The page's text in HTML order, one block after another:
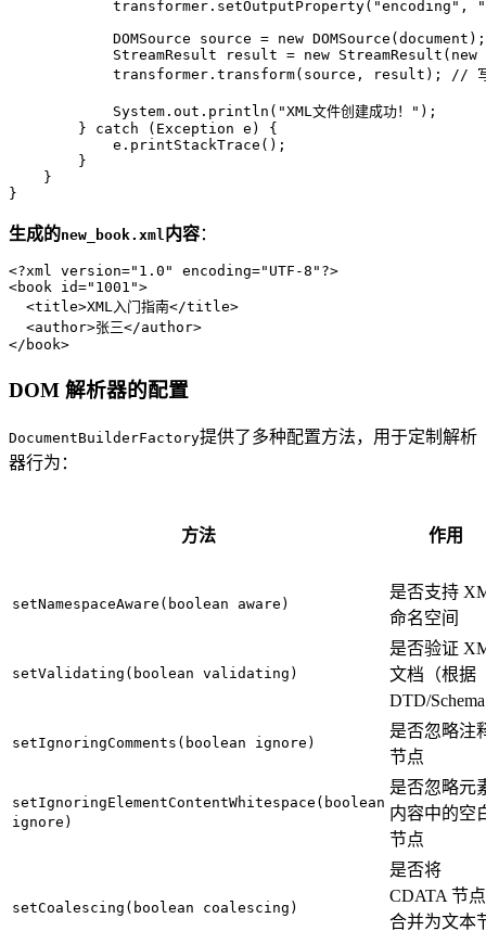
            transformer.setOutputProperty(
"encoding" ,
DOMSource
source = new DOMSource (document);
StreamResult
result = new StreamResult ( new
            transformer.transform(source, result);
//
            System.out.println(
"XML文件创建成功！" );
        }
catch (Exception e) {
            e.printStackTrace();
        }
    }
}
生成的new_book.xml 内容：
<?xml version="1.0" encoding="UTF-8" ?>
<book id="1001">
<title>XML入门指南</title>
<author>张三</author>
</ book>
DOM 解析器的配置
DocumentBuilderFactory提供了多种配置方法，用于定制解析
器行为：
方法 作用
setNamespaceAware(boolean aware)
是否支持
命名空间
setValidating(boolean validating)
是否验证
文档（根据
DTD/
setIgnoringComments(boolean ignore)
是否忽略注
节点
setIgnoringElementContentWhitespace(boolean
ignore)
是否忽略元
内容中的空
节点
setCoalescing(boolean coalescing)
是否将
CDATA 节点
合并为文本